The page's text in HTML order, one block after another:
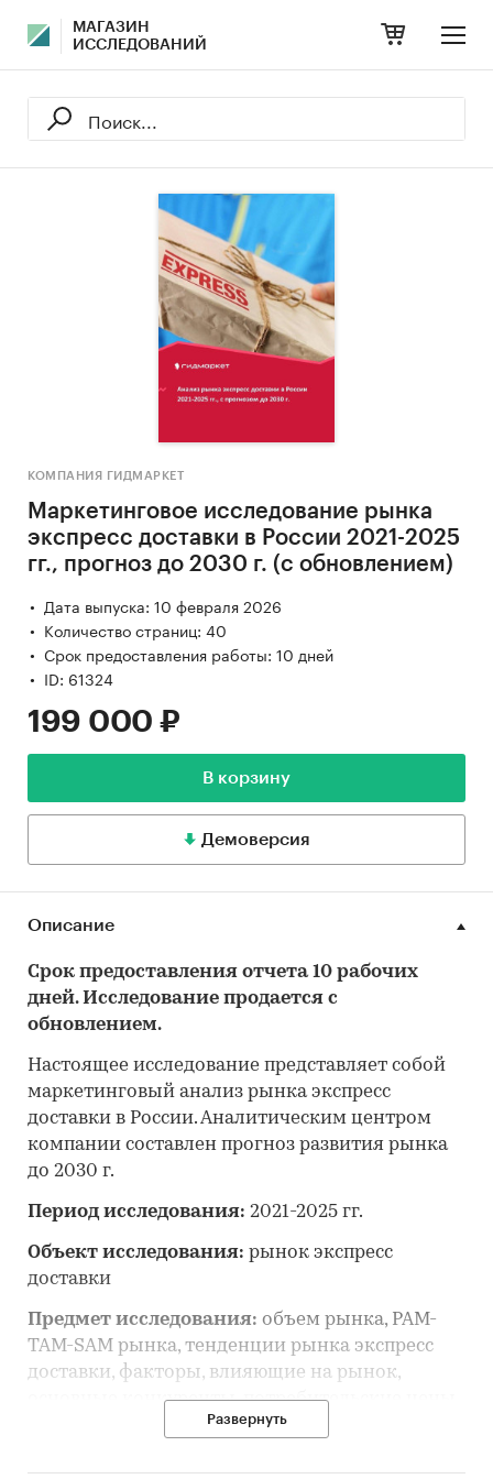
МАГАЗИН
ИССЛЕДОВАНИЙ
КОМПАНИЯ ГИДМАРКЕТ
Маркетинговое исследование рынка
экспресс доставки в России 2021-2025
гг., прогноз до 2030 г. (с обновлением)
Дата выпуска: 10 февраля 2026
Количество страниц: 40
Срок предоставления работы: 10 дней
ID: 61324
199 000 ₽
В корзину
Демоверсия
Описание
Срок предоставления отчета 10 рабочих
дней. Исследование продается с
обновлением.
Настоящее исследование представляет собой
маркетинговый анализ рынка экспресс
доставки в России. Аналитическим центром
компании составлен прогноз развития рынка
до 2030 г.
Период исследования: 2021-2025 гг.
Объект исследования: рынок экспресс
доставки
Предмет исследования: объем рынка, PAM-
TAM-SAM рынка, тенденции рынка экспресс
доставки, факторы, влияющие на рынок,
основные конкуренты, потребительские цены,
отраслевые финансово-экономические
Развернуть